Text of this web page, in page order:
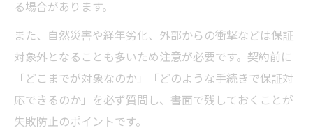
屋根塗装保証と定期点検で住宅の寿命を延
ばす秘訣
屋根塗装の保証更新時に確認したい重要ポ
イント
る場合があります。
また、自然災害や経年劣化、外部からの衝撃などは保証
対象外となることも多いため注意が必要です。契約前に
「どこまでが対象なのか」「どのような手続きで保証対
応できるのか」を必ず質問し、書面で残しておくことが
失敗防止のポイントです。